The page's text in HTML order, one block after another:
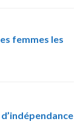
femmes les